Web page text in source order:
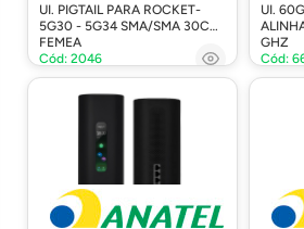
UI. PIGTAIL PARA ROCKET-
5G30 - 5G34 SMA/SMA 30CM
FEMEA
Cód: 2046
UI.
GHZ
Cód: